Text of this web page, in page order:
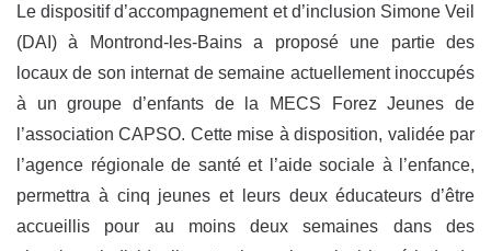
Le dispositif d’accompagnement et d’inclusion Simone Veil
(DAI) à Montrond-les-Bains a proposé une partie des
locaux de son internat de semaine actuellement inoccupés
à un groupe d’enfants de la MECS Forez Jeunes de
l’association CAPSO. Cette mise à disposition, validée par
l’agence régionale de santé et l’aide sociale à l’enfance,
permettra à cinq jeunes et leurs deux éducateurs d’être
accueillis pour au moins deux semaines dans des